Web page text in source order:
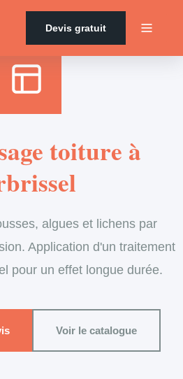
Devis gratuit
toiture à
algues et lichens par
Application d'un traitement
pour un effet longue durée.
Voir le catalogue